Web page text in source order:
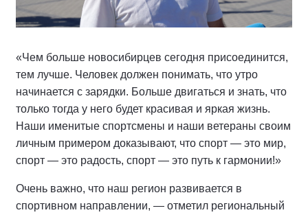
«Чем больше новосибирцев сегодня присоединится,
тем лучше. Человек должен понимать, что утро
начинается с зарядки. Больше двигаться и знать, что
только тогда у него будет красивая и яркая жизнь.
Наши именитые спортсмены и наши ветераны своим
личным примером доказывают, что спорт — это мир,
спорт — это радость, спорт — это путь к гармонии!»
Очень важно, что наш регион развивается в
спортивном направлении, — отметил региональный